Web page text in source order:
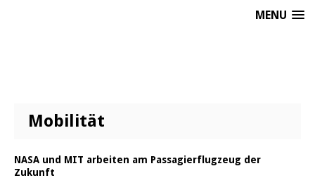
MENU
Mobilität
NASA und MIT arbeiten am Passagierflugzeug der
Zukunft